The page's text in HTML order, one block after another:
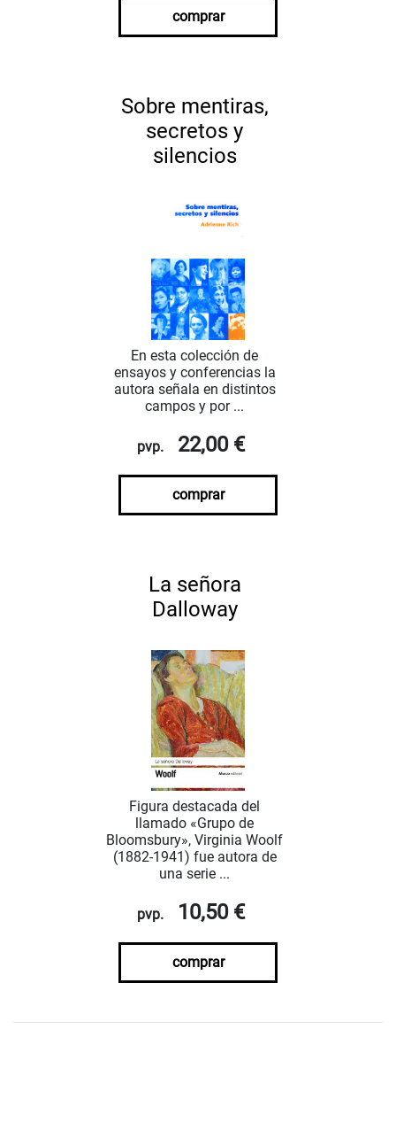
comprar
Sobre mentiras,
secretos y
silencios
En esta colección de
ensayos y conferencias la
autora señala en distintos
campos y por ...
pvp. 22,00 €
comprar
La señora
Dalloway
Figura destacada del
llamado «Grupo de
Bloomsbury», Virginia Woolf
(1882-1941) fue autora de
una serie ...
pvp. 10,50 €
comprar